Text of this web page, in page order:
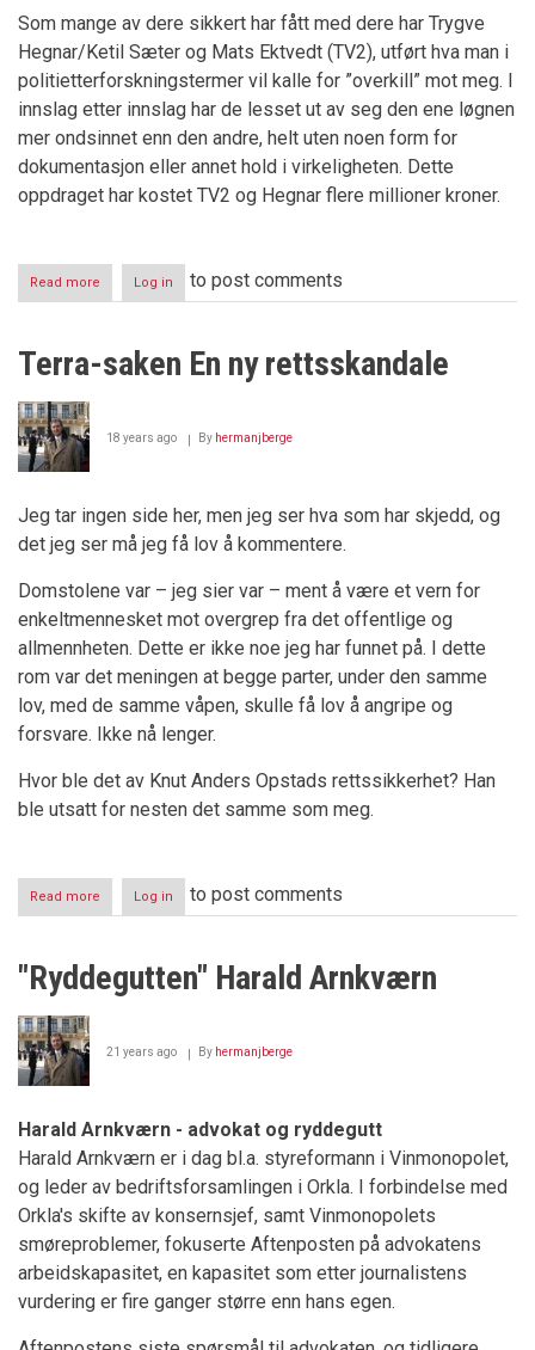
Som mange av dere sikkert har fått med dere har Trygve
Hegnar/Ketil Sæter og Mats Ektvedt (TV2), utført hva man i
politietterforskningstermer vil kalle for ”overkill” mot meg. I
innslag etter innslag har de lesset ut av seg den ene løgnen
mer ondsinnet enn den andre, helt uten noen form for
dokumentasjon eller annet hold i virkeligheten. Dette
oppdraget har kostet TV2 og Hegnar flere millioner kroner.
Read more about
Skipsreder
dømt
ubetinget
Log in to post comments
Terra-saken En ny rettsskandale
18 years ago By hermanjberge
Jeg tar ingen side her, men jeg ser hva som har skjedd, og
det jeg ser må jeg få lov å kommentere.
Domstolene var – jeg sier var – ment å være et vern for
enkeltmennesket mot overgrep fra det offentlige og
allmennheten. Dette er ikke noe jeg har funnet på. I dette
rom var det meningen at begge parter, under den samme
lov, med de samme våpen, skulle få lov å angripe og
forsvare. Ikke nå lenger.
Hvor ble det av Knut Anders Opstads rettssikkerhet? Han
ble utsatt for nesten det samme som meg.
Read more about
Terra-
ny
rettsskandale
Log in to post comments
"Ryddegutten" Harald Arnkværn
21 years ago By hermanjberge
Harald Arnkværn - advokat og ryddegutt
Harald Arnkværn er i dag bl.a. styreformann i Vinmonopolet,
og leder av bedriftsforsamlingen i Orkla. I forbindelse med
Orkla's skifte av konsernsjef, samt Vinmonopolets
smøreproblemer, fokuserte Aftenposten på advokatens
arbeidskapasitet, en kapasitet som etter journalistens
vurdering er fire ganger større enn hans egen.